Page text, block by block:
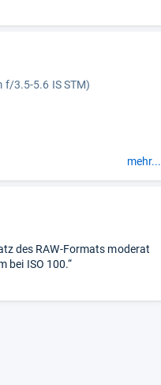
f/3.5-5.6 IS STM)
mehr...
des RAW-Formats moderat
bei ISO 100.“